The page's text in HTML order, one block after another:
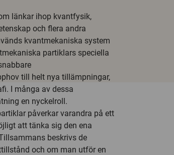
länkar ihop kvantfysik,
och flera andra
kvantmekaniska system
partiklars speciella
till helt nya tillämpningar,
I många av dessa
en nyckelroll.
påverkar varandra på ett
att tänka sig den ena
beskrivs de
och om man utför en